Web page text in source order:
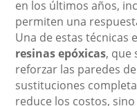
en los últimos años,
permiten una
Una de estas técnicas
resinas epóxicas, que
reforzar las paredes
sustituciones
reduce los costos,